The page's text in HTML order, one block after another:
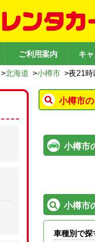
ご利用案内 キ
>北海道 >小樽市 >夜21時
小樽市
小樽市
小樽市
車種別で探